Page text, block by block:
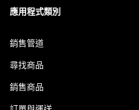
應用程式類別
銷售管道
尋找商品
銷售商品